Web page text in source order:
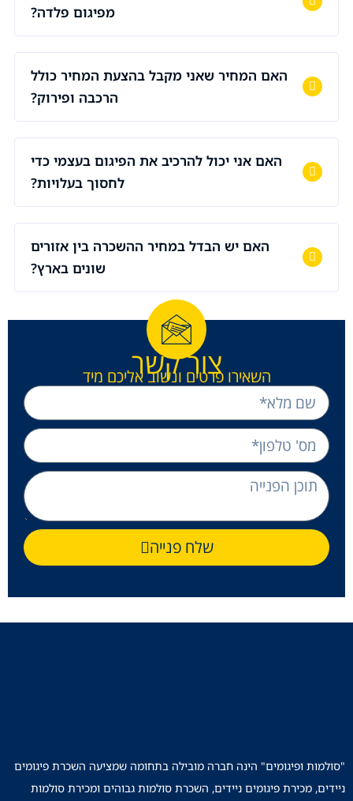
מפיגום פלדה?
האם המחיר שאני מקבל בהצעת המחיר כולל
הרכבה ופירוק?
האם אני יכול להרכיב את הפיגום בעצמי כדי
לחסוך בעלויות?
האם יש הבדל במחיר ההשכרה בין אזורים
שונים בארץ?
צור קשר
השאירו פרטים ונשוב אליכם מיד
שלח פנייה
"סולמות ופיגומים" הינה חברה מובילה בתחומה שמציעה השכרת פיגומים
ניידים, מכירת פיגומים ניידים, השכרת סולמות גבוהים ומכירת סולמות